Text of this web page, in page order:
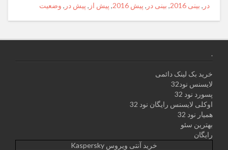
on
در , بینی 2016 , بینی در , پیش 2016 , پیش از , پیش در , وضعیت
.
خرید بک لینک دائمی
لایسنس نود32
پسورد نود 32
اوکلی لایسنس رایگان نود 32
همیار نود 32
بهترین سئو
رایگان
خرید آنتی ویروس Kaspersky